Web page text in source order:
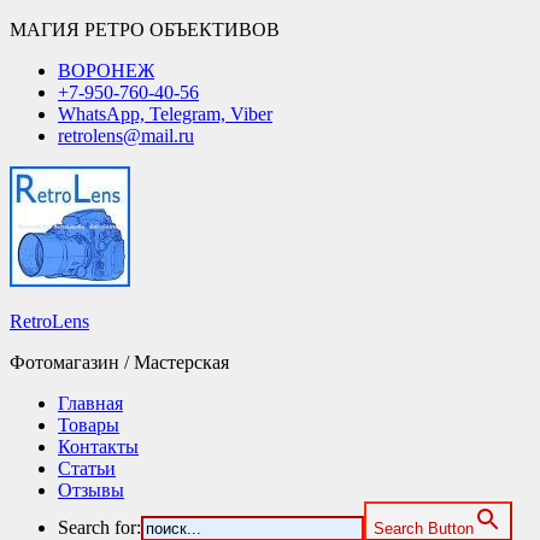
МАГИЯ РЕТРО ОБЪЕКТИВОВ
ВОРОНЕЖ
+7-950-760-40-56
WhatsApp, Telegram, Viber
retrolens@mail.ru
RetroLens
Фотомагазин / Мастерская
Главная
Товары
Контакты
Статьи
Отзывы
Search for:
Search Button